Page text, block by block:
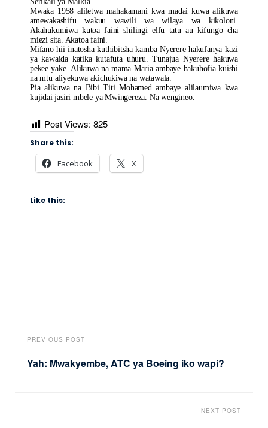
Mwaka 1958 aliletwa mahakamani kwa madai kuwa alikuwa
amewakashifu wakuu wawili wa wilaya wa kikoloni.
Akahukumiwa kutoa faini shilingi elfu tatu au kifungo cha
miezi sita. Akatoa faini.
Mifano hii inatosha kuthibitsha kamba Nyerere hakufanya kazi
ya kawaida katika kutafuta uhuru. Tunajua Nyerere hakuwa
pekee yake. Alikuwa na mama Maria ambaye hakuhofia kuishi
na mtu aliyekuwa akichukiwa na watawala.
Pia alikuwa na Bibi Titi Mohamed ambaye alilaumiwa kwa
kujidai jasiri mbele ya Mwingereza. Na wengineo.
Post Views: 825
Share this:
Facebook X
Like this:
PREVIOUS POST
Yah: Mwakyembe, ATC ya Boeing iko wapi?
NEXT POST